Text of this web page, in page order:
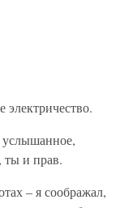
ты и прав.
– я соображал,